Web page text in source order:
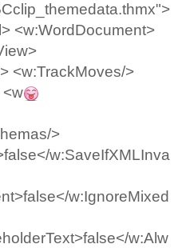
<w:WordDocument>
<w:TrackMoves/>
<w
>
w:SaveIfXMLInva
w:IgnoreMixed
w:Alw